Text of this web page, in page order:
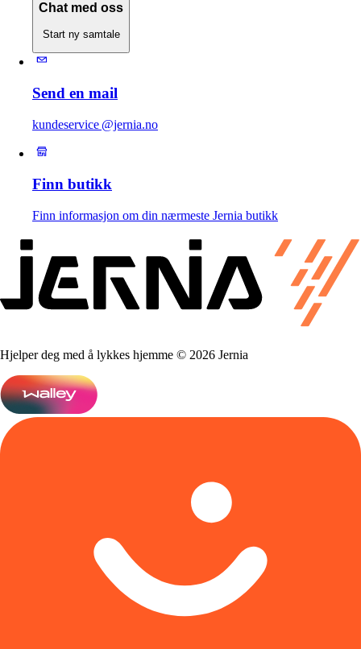
Chat med oss
Start ny samtale
Send en mail
kundeservice @jernia.no
Finn butikk
Finn informasjon om din nærmeste Jernia butikk
Hjelper deg med å lykkes hjemme © 2026 Jernia